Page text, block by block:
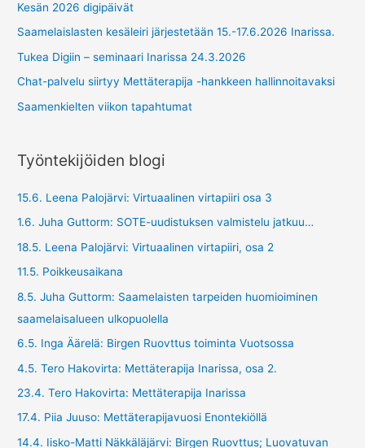
Kesän 2026 digipäivät
Saamelaislasten kesäleiri järjestetään 15.-17.6.2026 Inarissa.
Tukea Digiin – seminaari Inarissa 24.3.2026
Chat-palvelu siirtyy Mettäterapija -hankkeen hallinnoitavaksi
Saamenkielten viikon tapahtumat
Työntekijöiden blogi
15.6. Leena Palojärvi: Virtuaalinen virtapiiri osa 3
1.6. Juha Guttorm: SOTE-uudistuksen valmistelu jatkuu…
18.5. Leena Palojärvi: Virtuaalinen virtapiiri, osa 2
11.5. Poikkeusaikana
8.5. Juha Guttorm: Saamelaisten tarpeiden huomioiminen
saamelaisalueen ulkopuolella
6.5. Inga Äärelä: Birgen Ruovttus toiminta Vuotsossa
4.5. Tero Hakovirta: Mettäterapija Inarissa, osa 2.
23.4. Tero Hakovirta: Mettäterapija Inarissa
17.4. Piia Juuso: Mettäterapijavuosi Enontekiöllä
14.4. Iisko-Matti Näkkäläjärvi: Birgen Ruovttus; Luovatuvan